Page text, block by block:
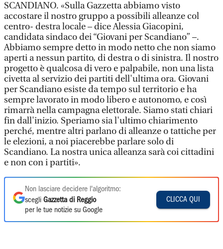
SCANDIANO. «Sulla Gazzetta abbiamo visto
accostare il nostro gruppo a possibili alleanze col
centro- destra locale – dice Alessia Giacopini,
candidata sindaco dei “Giovani per Scandiano” –.
Abbiamo sempre detto in modo netto che non siamo
aperti a nessun partito, di destra o di sinistra. Il nostro
progetto è qualcosa di vero e palpabile, non una lista
civetta al servizio dei partiti dell'ultima ora. Giovani
per Scandiano esiste da tempo sul territorio e ha
sempre lavorato in modo libero e autonomo, e così
rimarrà nella campagna elettorale. Siamo stati chiari
fin dall'inizio. Speriamo sia l'ultimo chiarimento
perché, mentre altri parlano di alleanze o tattiche per
le elezioni, a noi piacerebbe parlare solo di
Scandiano. La nostra unica alleanza sarà coi cittadini
e non con i partiti».
Non lasciare decidere l'algoritmo:
scegli Gazzetta di Reggio
per le tue notizie su Google
CLICCA QUI